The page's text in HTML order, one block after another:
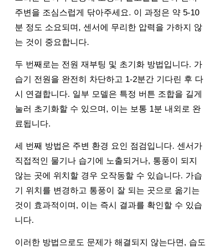
주변을 조심스럽게 닦아주세요. 이 과정은 약 5-10
분 정도 소요되며, 센서에 무리한 압력을 가하지 않
는 것이 중요합니다.
두 번째로는 전원 재부팅 및 초기화 방법입니다. 가
습기 전원을 완전히 차단하고 1-2분간 기다린 후 다
시 연결합니다. 일부 모델은 특정 버튼 조합을 길게
눌러 초기화할 수 있으며, 이는 보통 1분 내외로 완
료됩니다.
세 번째 방법은 주변 환경 요인 점검입니다. 센서가
직접적인 물기나 습기에 노출되거나, 통풍이 되지
않는 곳에 위치할 경우 오작동할 수 있습니다. 가습
기 위치를 변경하고 통풍이 잘 되는 곳으로 옮기는
것이 효과적이며, 이는 즉시 결과를 확인할 수 있습
니다.
이러한 방법으로도 문제가 해결되지 않는다면, 습도